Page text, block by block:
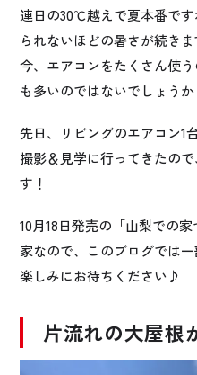
プライバシーポリシー
連日の30℃越えで夏本番で
られないほどの暑さが続き
今、エアコンをたくさん使
も多いのではないでしょうか
先日、リビングのエアコン1
撮影＆見学に行ってきたの
す！
10月18日発売の「山梨での
家なので、このブログでは
楽しみにお待ちください♪
片流れの大屋根